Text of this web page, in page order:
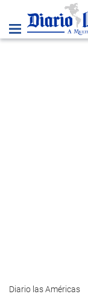
Diario las Américas